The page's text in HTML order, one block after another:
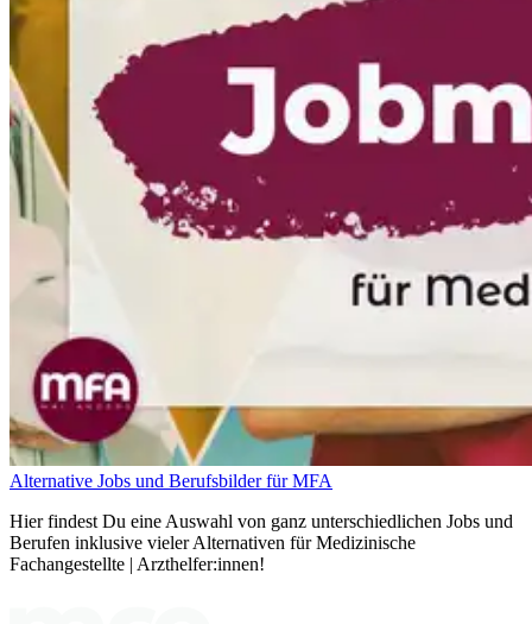
Alternative Jobs und Berufsbilder für MFA
Hier findest Du eine Auswahl von ganz unterschiedlichen Jobs und
Berufen inklusive vieler Alternativen für Medizinische
Fachangestellte | Arzthelfer:innen!